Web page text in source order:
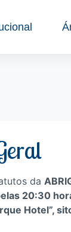
da
20:30
Hotel”,